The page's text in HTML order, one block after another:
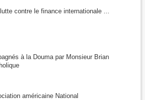
contre le finance internationale ...
à la Douma par Monsieur Brian
américaine National